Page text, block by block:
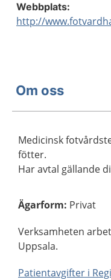
Webbplats:
http://
Om oss
Medicinsk
fötter.
Har avtal gällande
Ägarform: Privat
Verksamheten
Uppsala.
Patientavgifter i